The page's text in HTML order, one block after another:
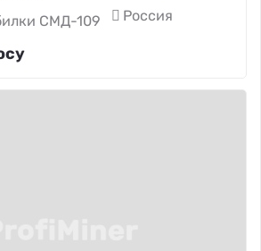
СМД-109 Россия